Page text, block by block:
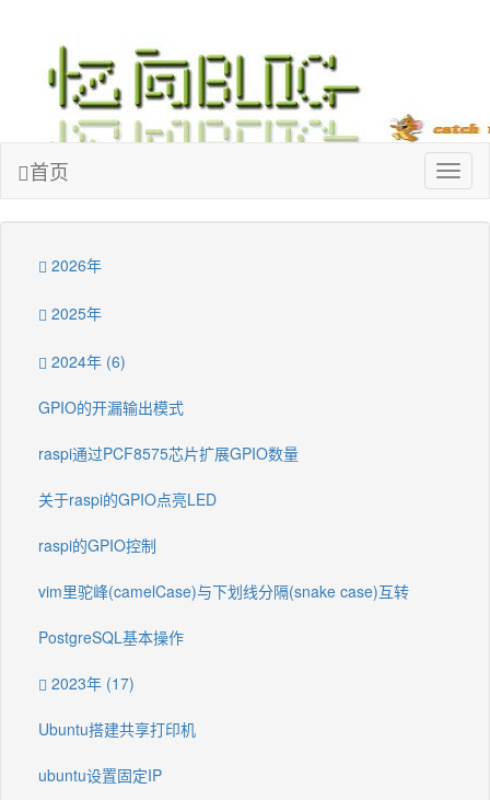
首页
2026年
2025年
2024年 (6)
GPIO的开漏输出模式
raspi通过PCF8575芯片扩展GPIO数量
关于raspi的GPIO点亮LED
raspi的GPIO控制
vim里驼峰(camelCase)与下划线分隔(snake case)互转
PostgreSQL基本操作
2023年 (17)
Ubuntu搭建共享打印机
ubuntu设置固定IP